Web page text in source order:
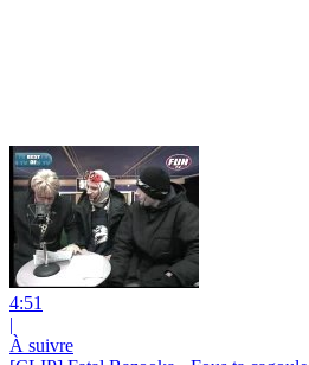
4:51
|
À suivre